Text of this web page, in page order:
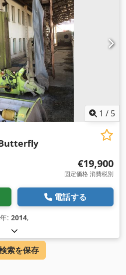
1 / 5
€19,900
固定価格 消費税別
電話する
: 2014,
索を保存